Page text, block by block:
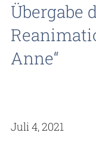
Übergabe
Anne“
Juli 4, 2021